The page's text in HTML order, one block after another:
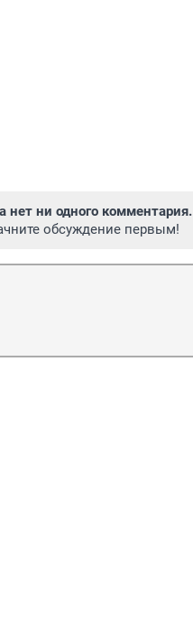
нет ни одного комментария.
обсуждение первым!